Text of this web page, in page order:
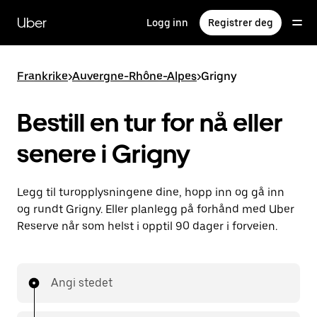
hovedinnholdet
Uber Logg inn Registrer deg
Frankrike>Auvergne-Rhône-Alpes>Grigny
Bestill en tur for nå eller
senere i Grigny
Legg til turopplysningene dine, hopp inn og gå inn
og rundt Grigny. Eller planlegg på forhånd med Uber
Reserve når som helst i opptil 90 dager i forveien.
Angi stedet